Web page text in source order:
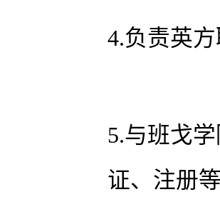
4.负责英
5.与班戈
证、注册